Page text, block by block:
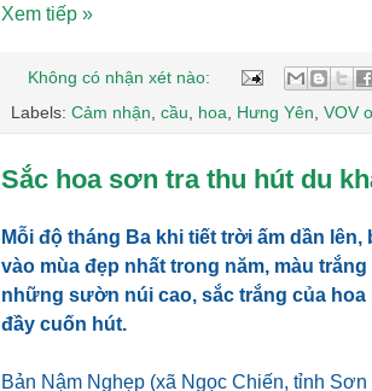
Xem tiếp »
Không có nhận xét nào:
Labels: Cảm nhận cầu hoa Hưng Yên VOV
Sắc hoa sơn tra thu hút du
Mỗi độ tháng Ba khi tiết trời ấm dần
vào mùa đẹp nhất trong năm, màu
những sườn núi cao, sắc trắng của
đầy cuốn hút.
Bản Nậm Nghẹp (xã Ngọc Chiến, tỉnh